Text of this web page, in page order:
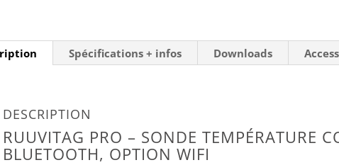
Spécifications + infos Downloads
DESCRIPTION
RUUVITAG PRO – SONDE TEMPÉRATURE
BLUETOOTH, OPTION WIFI